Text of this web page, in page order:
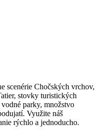
scenérie Chočských vrchov,
stovky turistických
parky, množstvo
Využite náš
rýchlo a jednoducho.